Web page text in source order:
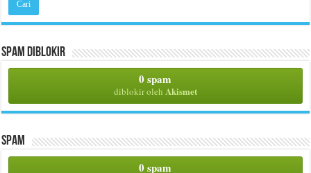
Spam Diblokir
0 spam
diblokir oleh Akismet
Spam
0 spam